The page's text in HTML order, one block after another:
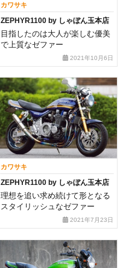
カワサキ
ZEPHYR1100 by しゃぼん玉本店
目指したのは大人が楽しむ優美
で上質なゼファー
2021年10月6日
カワサキ
ZEPHYR1100 by しゃぼん玉本店
理想を追い求め続けて形となる
スタイリッシュなゼファー
2021年7月23日